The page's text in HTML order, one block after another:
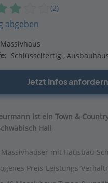
(2)
abgeben
Massivhaus
Schlüsselfertig
Jetzt Infos anfordern
ist ein Town &
Hall
Massivhäuser mit Hausbau-
Preis-Leistungs-